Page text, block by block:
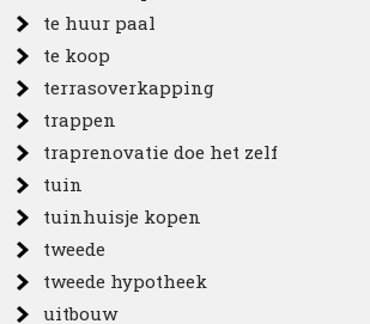
te huur paal
te koop
terrasoverkapping
trappen
traprenovatie doe het zelf
tuin
tuinhuisje kopen
tweede
tweede hypotheek
uitbouw